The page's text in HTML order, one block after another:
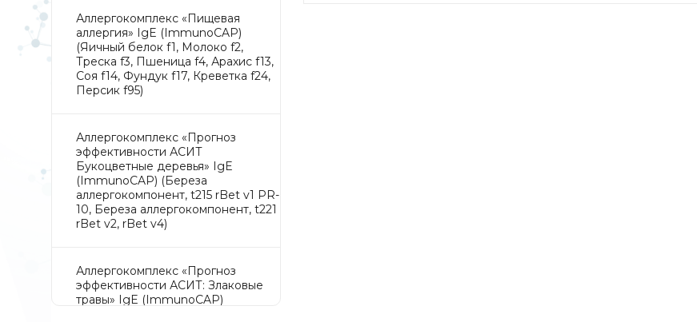
Аллергокомплекс «Пищевая
аллергия» IgE (ImmunoCAP)
(Яичный белок f1, Молоко f2,
Треска f3, Пшеница f4, Арахис f13,
Соя f14, Фундук f17, Креветка f24,
Персик f95)
Аллергокомплекс «Прогноз
эффективности АСИТ
Букоцветные деревья» IgE
(ImmunoCAP) (Береза
аллергокомпонент, t215 rBet v1 PR-
10, Береза аллергокомпонент, t221
rBet v2, rBet v4)
Аллергокомплекс «Прогноз
эффективности АСИТ: Злаковые
травы» IgE (ImmunoCAP)